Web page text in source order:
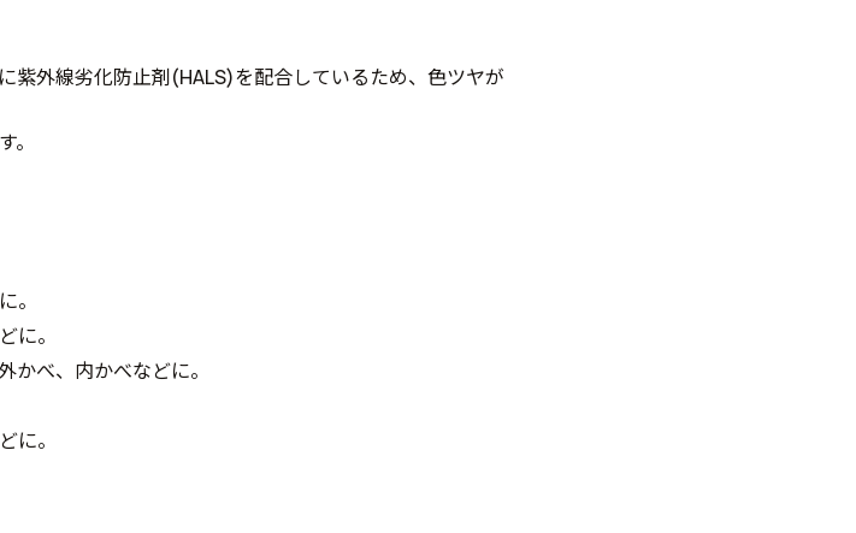
紫外線劣化防止剤(HALS)を配合しているため、色ツヤが
。
に。
かべ、内かべなどに。
に。